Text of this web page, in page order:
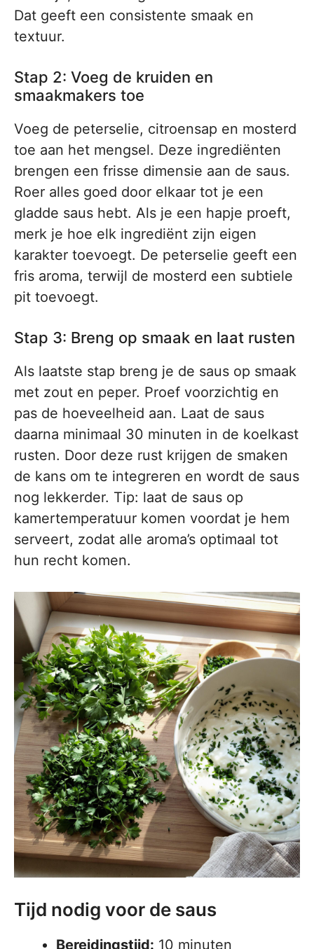
Dat geeft een consistente smaak en
textuur.
Stap 2: Voeg de kruiden en
smaakmakers toe
Voeg de peterselie, citroensap en mosterd
toe aan het mengsel. Deze ingrediënten
brengen een frisse dimensie aan de saus.
Roer alles goed door elkaar tot je een
gladde saus hebt. Als je een hapje proeft,
merk je hoe elk ingrediënt zijn eigen
karakter toevoegt. De peterselie geeft een
fris aroma, terwijl de mosterd een subtiele
pit toevoegt.
Stap 3: Breng op smaak en laat rusten
Als laatste stap breng je de saus op smaak
met zout en peper. Proef voorzichtig en
pas de hoeveelheid aan. Laat de saus
daarna minimaal 30 minuten in de koelkast
rusten. Door deze rust krijgen de smaken
de kans om te integreren en wordt de saus
nog lekkerder. Tip: laat de saus op
kamertemperatuur komen voordat je hem
serveert, zodat alle aroma’s optimaal tot
hun recht komen.
Tijd nodig voor de saus
Bereidingstijd: 10 minuten